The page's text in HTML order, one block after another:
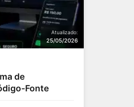
Atualizado:
25/05/2026
de
Fonte